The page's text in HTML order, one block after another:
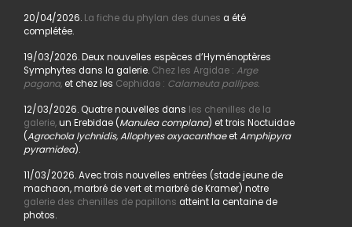
20/04/2026. La fiche du phylan des dunes a été
complétée.
19/03/2026. Deux nouvelles espèces d’Hyménoptères
Symphytes dans la galerie. Chez les Argidae : Arge
pagana,et chez les Cephidae : Calameuta pallipes.
12/03/2026. Quatre nouvelles dans les chenilles de la
galerie,un Erebidae (Manulea complana) et trois Noctuidae
(Agrochola lychnidis, Allophyes oxyacanthaeetAmphipyra
pyramidea).
11/03/2026. Avec trois nouvelles entrées (stade jeune de
machaon, marbré de vert et marbré de Kramer) notre
galerie des chenilles de papillons atteint la centaine de
photos.